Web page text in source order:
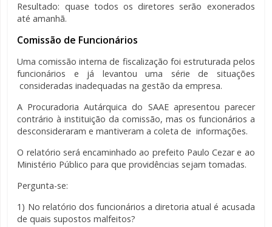
Resultado: quase todos os diretores serão exonerados
até amanhã.
Comissão de Funcionários
Uma comissão interna de fiscalização foi estruturada pelos
funcionários e já levantou uma série de situações
consideradas inadequadas na gestão da empresa.
A Procuradoria Autárquica do SAAE apresentou parecer
contrário à instituição da comissão, mas os funcionários a
desconsideraram e mantiveram a coleta de informações.
O relatório será encaminhado ao prefeito Paulo Cezar e ao
Ministério Público para que providências sejam tomadas.
Pergunta-se:
1) No relatório dos funcionários a diretoria atual é acusada
de quais supostos malfeitos?